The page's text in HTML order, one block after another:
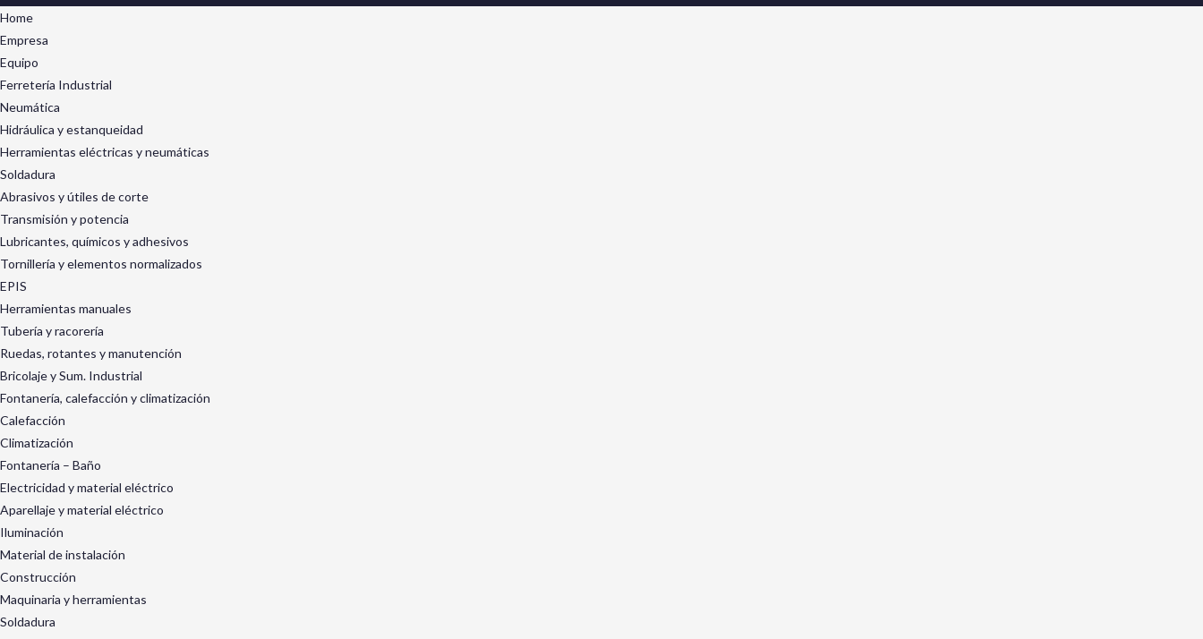
Home
Empresa
Equipo
Ferretería Industrial
Neumática
Hidráulica y estanqueidad
Herramientas eléctricas y neumáticas
Soldadura
Abrasivos y útiles de corte
Transmisión y potencia
Lubricantes, químicos y adhesivos
Tornillería y elementos normalizados
EPIS
Herramientas manuales
Tubería y racorería
Ruedas, rotantes y manutención
Bricolaje y Sum. Industrial
Fontanería, calefacción y climatización
Calefacción
Climatización
Fontanería – Baño
Electricidad y material eléctrico
Aparellaje y material eléctrico
Iluminación
Material de instalación
Construcción
Maquinaria y herramientas
Soldadura